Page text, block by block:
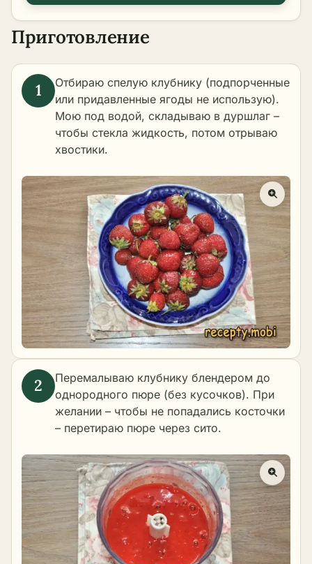
Приготовление
Отбираю спелую клубнику (подпорченные
или придавленные ягоды не использую).
Мою под водой, складываю в дуршлаг –
чтобы стекла жидкость, потом отрываю
хвостики.
Перемалываю клубнику блендером до
однородного пюре (без кусочков). При
желании – чтобы не попадались косточки
– перетираю пюре через сито.